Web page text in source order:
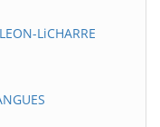
LiCHARRE